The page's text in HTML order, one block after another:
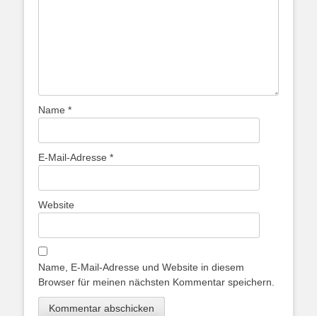
Name *
E-Mail-Adresse *
Website
Name, E-Mail-Adresse und Website in diesem
Browser für meinen nächsten Kommentar speichern.